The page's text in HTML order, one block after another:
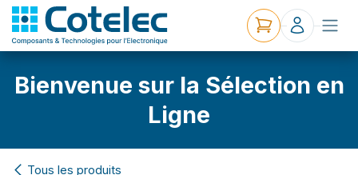
Bienvenue sur la Sélection en
Ligne
Tous les produits